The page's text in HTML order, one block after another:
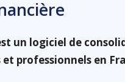
un logiciel de
professionnels en